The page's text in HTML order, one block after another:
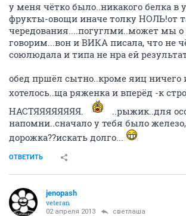
у меня чётко было..никакого белка в
фрукты-овощи иначе толку НОЛЬ!от
чередования....погуглми..может мы о
говорим...вон и ВИКА писала, что не
союлюдала и типа не нра ей
обед пршёл сытно..кроме яиц ничего
хотелось..ща ряженка и вперёд -к
НАСТЯЯЯЯЯЯЯЯ.
..рыжик..для
напомни..сначало у тебя было
дорожка??искать долго...
ОТВЕТИТЬ
jenopash
veteran
02 апреля 2013 светлаша